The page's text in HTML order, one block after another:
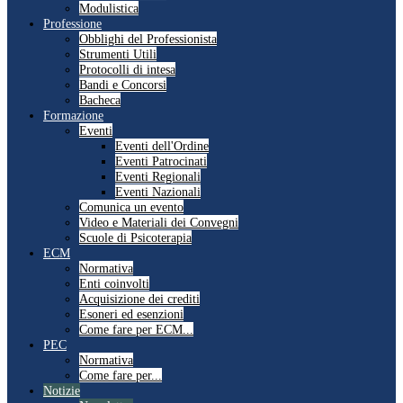
Modulistica
Professione
Obblighi del Professionista
Strumenti Utili
Protocolli di intesa
Bandi e Concorsi
Bacheca
Formazione
Eventi
Eventi dell'Ordine
Eventi Patrocinati
Eventi Regionali
Eventi Nazionali
Comunica un evento
Video e Materiali dei Convegni
Scuole di Psicoterapia
ECM
Normativa
Enti coinvolti
Acquisizione dei crediti
Esoneri ed esenzioni
Come fare per ECM...
PEC
Normativa
Come fare per...
Notizie